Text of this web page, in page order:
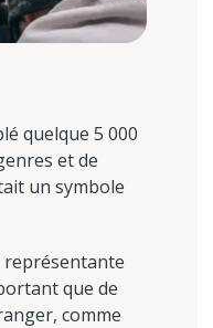
quelque 5 000
et de
un symbole
représentante
que de
comme